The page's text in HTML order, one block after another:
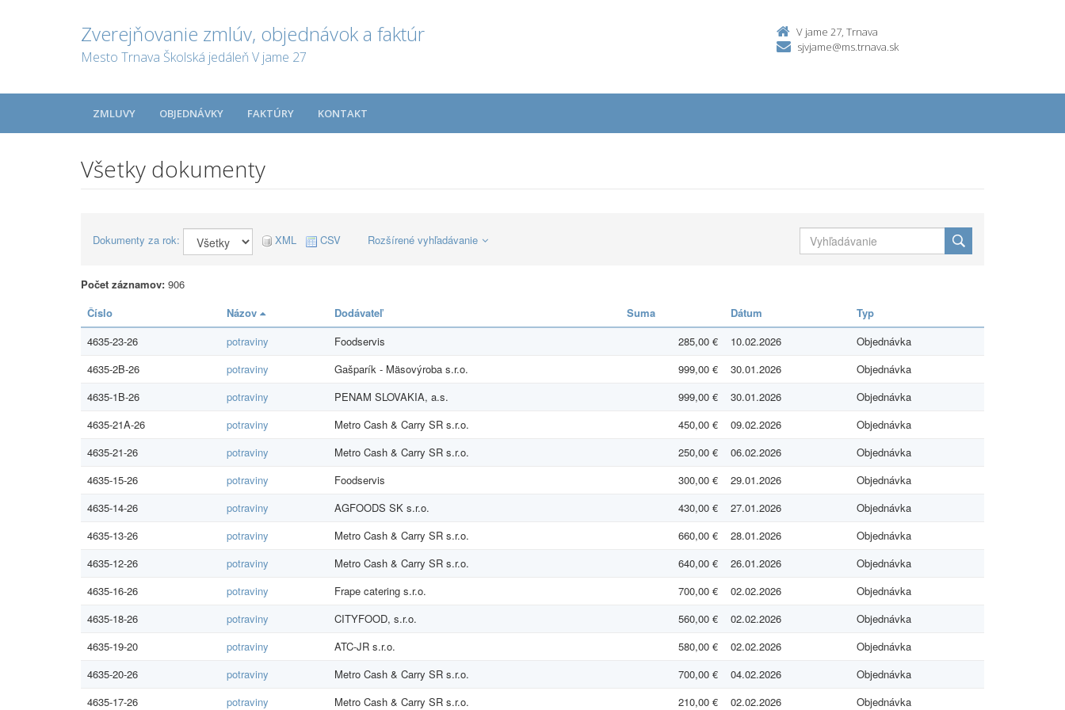
Zverejňovanie zmlúv, objednávok a faktúr
Mesto Trnava Školská jedáleň V jame 27
V jame 27, Trnava
sjvjame@ms.trnava.sk
ZMLUVY OBJEDNÁVKY FAKTÚRY KONTAKT
Všetky dokumenty
Dokumenty za rok: XML CSV Rozšírené vyhľadávanie
Počet záznamov: 906
Číslo
Názov Dodávateľ Suma Dátum
Typ
4635-23-26
potraviny Foodservis 285,00 € 10.02.2026
Objednávka
4635-2B-26
potraviny Gašparík - Mäsovýroba s.r.o. 999,00 € 30.01.2026
Objednávka
4635-1B-26
potraviny PENAM SLOVAKIA, a.s. 999,00 € 30.01.2026
Objednávka
4635-21A-26
potraviny Metro Cash & Carry SR s.r.o. 450,00 € 09.02.2026
Objednávka
4635-21-26
potraviny Metro Cash & Carry SR s.r.o. 250,00 € 06.02.2026
Objednávka
4635-15-26
potraviny Foodservis 300,00 € 29.01.2026
Objednávka
4635-14-26
potraviny AGFOODS SK s.r.o. 430,00 € 27.01.2026
Objednávka
4635-13-26
potraviny Metro Cash & Carry SR s.r.o. 660,00 € 28.01.2026
Objednávka
4635-12-26
potraviny Metro Cash & Carry SR s.r.o. 640,00 € 26.01.2026
Objednávka
4635-16-26
potraviny Frape catering s.r.o. 700,00 € 02.02.2026
Objednávka
4635-18-26
potraviny CITYFOOD, s.r.o. 560,00 € 02.02.2026
Objednávka
4635-19-20
potraviny ATC-JR s.r.o. 580,00 € 02.02.2026
Objednávka
4635-20-26
potraviny Metro Cash & Carry SR s.r.o. 700,00 € 04.02.2026
Objednávka
4635-17-26
potraviny Metro Cash & Carry SR s.r.o. 210,00 € 02.02.2026 Objednávka